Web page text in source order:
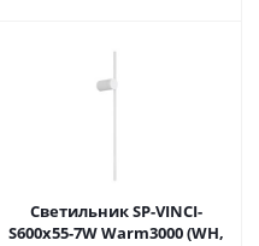
Светильник SP-VINCI-
S600x55-7W Warm3000 (WH,